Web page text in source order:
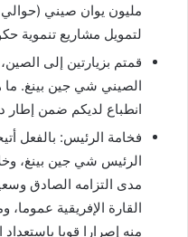
لتمويل مشاريع تنموية
قمتم بزيارتين إلى
الصيني شي جين بينغ.
انطباع لديكم ضمن إطار
فخامة الرئيس: بالفعل
الرئيس شي جين بينغ،
مدى التزامه الصادق
القارة الإفريقية
منه إصرارا قويا